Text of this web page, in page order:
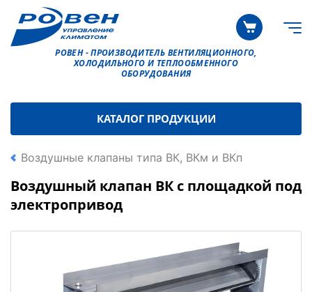
РОВЕН - ПРОИЗВОДИТЕЛЬ ВЕНТИЛЯЦИОННОГО,
ХОЛОДИЛЬНОГО И ТЕПЛООБМЕННОГО
ОБОРУДОВАНИЯ
КАТАЛОГ ПРОДУКЦИИ
Воздушные клапаны типа ВК, ВКм и ВКп
Воздушный клапан ВК с площадкой под
электропривод